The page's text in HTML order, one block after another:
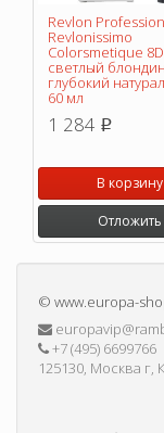
Revlon
Revlonissimo
Colorsmetique
светлый блондин
глубокий
60 мл
1 284 p
В корзину
Отложить
© www.europa-
+7 (495) 6699766
125130, Москва г,